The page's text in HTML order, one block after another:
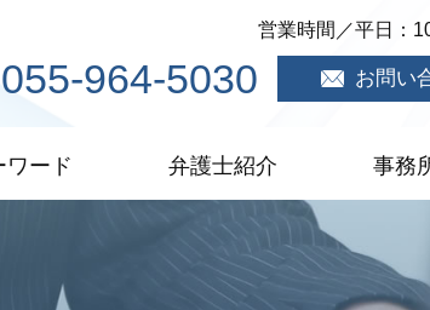
営業時間／平日：
055-964-5030 お問い
ード 弁護士紹介 事務